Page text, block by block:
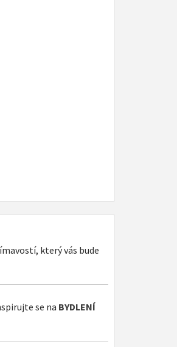
který vás bude
se na BYDLENÍ